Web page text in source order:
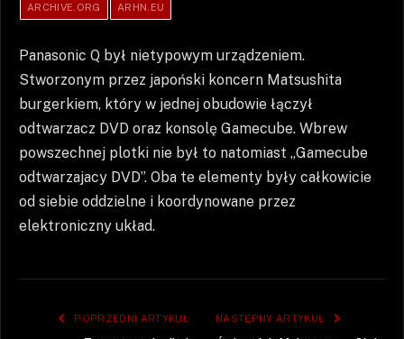
ARCHIVE.ORG ARHN.EU
Panasonic Q był nietypowym urządzeniem.
Stworzonym przez japoński koncern Matsushita
burgerkiem, który w jednej obudowie łączył
odtwarzacz DVD oraz konsolę Gamecube. Wbrew
powszechnej plotki nie był to natomiast „Gamecube
odtwarzajacy DVD”. Oba te elementy były całkowicie
od siebie oddzielne i koordynowane przez
elektroniczny układ.
POPRZEDNI ARTYKUŁ NASTĘPNY ARTYKUŁ